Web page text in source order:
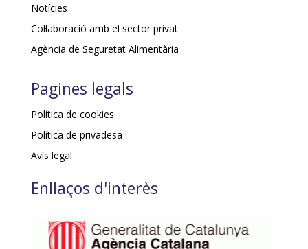
Notícies
Col·laboració amb el sector privat
Agència de Seguretat Alimentària
Pagines legals
Política de cookies
Política de privadesa
Avís legal
Enllaços d'interès